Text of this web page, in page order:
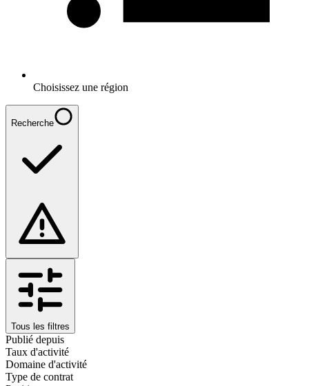
Choisissez une région
Recherche
Tous les filtres
Publié depuis
Taux d'activité
Domaine d'activité
Type de contrat